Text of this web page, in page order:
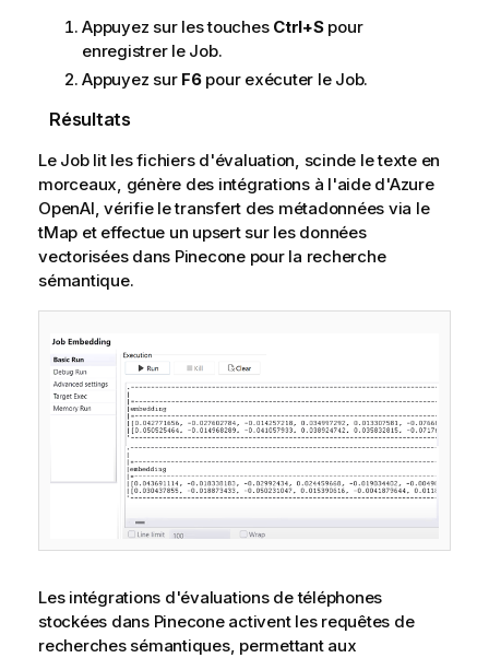
Appuyez sur les touches Ctrl+Spour
enregistrer le Job.
Appuyez sur F6pour exécuter le Job.
Résultats
Le Job lit les fichiers d'évaluation, scinde le texte en
morceaux, génère des intégrations à l'aide d'Azure
OpenAI, vérifie le transfert des métadonnées via le
tMap et effectue un upsert sur les données
vectorisées dans Pinecone pour la recherche
sémantique.
Les intégrations d'évaluations de téléphones
stockées dans Pinecone activent les requêtes de
recherches sémantiques, permettant aux